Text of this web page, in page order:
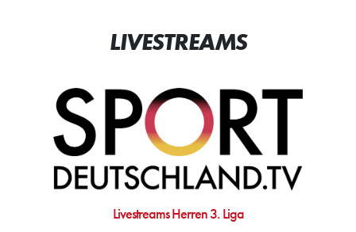
LIVESTREAMS
Livestreams Herren 3. Liga